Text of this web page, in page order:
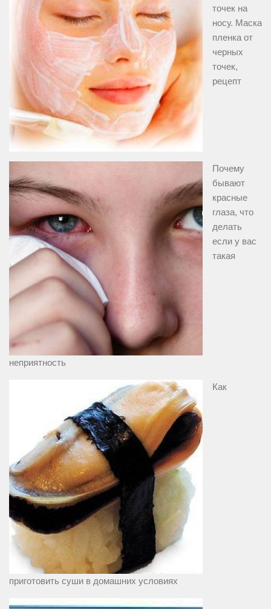
точек на
носу. Маска
пленка от
черных
точек,
рецепт
Почему
бывают
красные
глаза, что
делать
если у вас
такая
неприятность
Как
приготовить суши в домашних условиях